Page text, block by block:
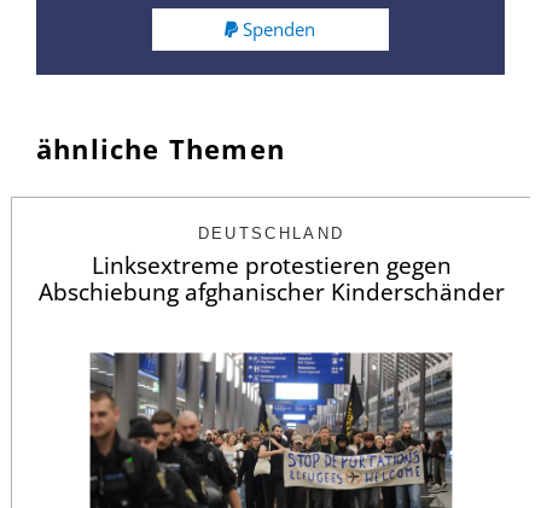
Spenden
ähnliche Themen
DEUTSCHLAND
Linksextreme protestieren gegen
Abschiebung afghanischer Kinderschänder